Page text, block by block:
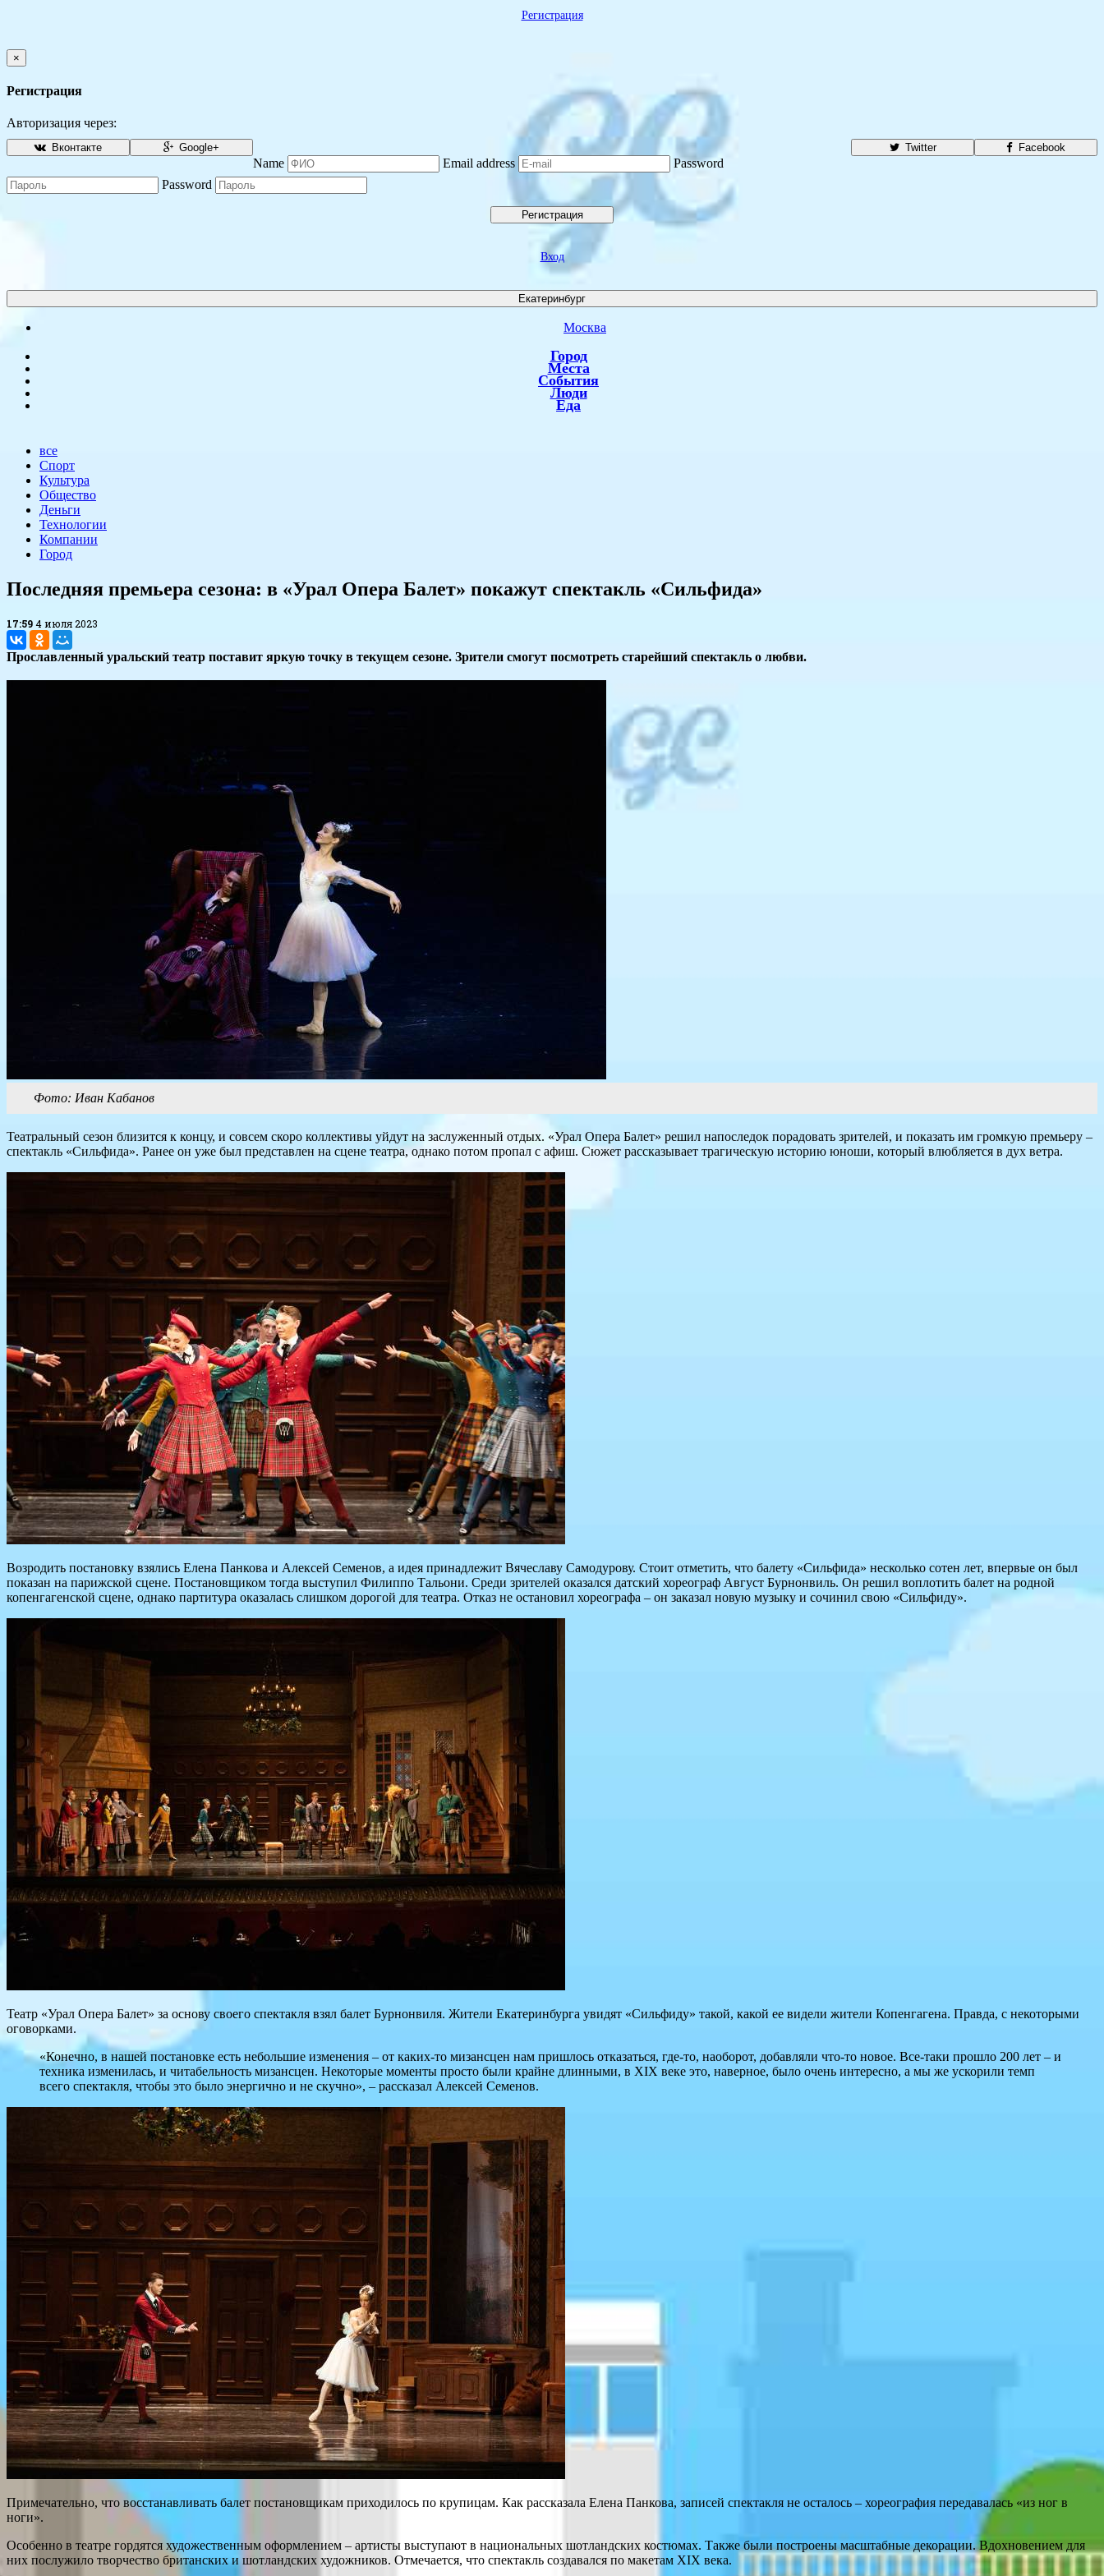
Регистрация
×
Регистрация
Авторизация через:
Facebook
Вконтакте Twitter
Google+
Name Email address
Password
Password
Регистрация
Вход
Екатеринбург
Москва
Город
Места
События
Люди
Еда
все
Спорт
Культура
Общество
Деньги
Технологии
Компании
Город
Последняя премьера сезона: в «Урал Опера Балет» покажут спектакль «Сильфида»
17:594 июля 2023
Прославленный уральский театр поставит яркую точку в текущем сезоне. Зрители смогут посмотреть старейший спектакль о любви.
Фото: Иван Кабанов
Театральный сезон близится к концу, и совсем скоро коллективы уйдут на заслуженный отдых. «Урал Опера Балет» решил напоследок порадовать зрителей, и показать им громкую премьеру –
спектакль «Сильфида». Ранее он уже был представлен на сцене театра, однако потом пропал с афиш. Сюжет рассказывает трагическую историю юноши, который влюбляется в дух ветра.
Возродить постановку взялись Елена Панкова и Алексей Семенов, а идея принадлежит Вячеславу Самодурову. Стоит отметить, что балету «Сильфида» несколько сотен лет, впервые он был
показан на парижской сцене. Постановщиком тогда выступил Филиппо Тальони. Среди зрителей оказался датский хореограф Август Бурнонвиль. Он решил воплотить балет на родной
копенгагенской сцене, однако партитура оказалась слишком дорогой для театра. Отказ не остановил хореографа – он заказал новую музыку и сочинил свою «Сильфиду».
Театр «Урал Опера Балет» за основу своего спектакля взял балет Бурнонвиля. Жители Екатеринбурга увидят «Сильфиду» такой, какой ее видели жители Копенгагена. Правда, с некоторыми
оговорками.
«Конечно, в нашей постановке есть небольшие изменения – от каких-то мизансцен нам пришлось отказаться, где-то, наоборот, добавляли что-то новое. Все-таки прошло 200 лет – и
техника изменилась, и читабельность мизансцен. Некоторые моменты просто были крайне длинными, в XIX веке это, наверное, было очень интересно, а мы же ускорили темп
всего спектакля, чтобы это было энергично и не скучно», – рассказал Алексей Семенов.
Примечательно, что восстанавливать балет постановщикам приходилось по крупицам. Как рассказала Елена Панкова, записей спектакля не осталось – хореография передавалась «из ног в
ноги».
Особенно в театре гордятся художественным оформлением – артисты выступают в национальных шотландских костюмах. Также были построены масштабные декорации. Вдохновением для
них послужило творчество британских и шотландских художников. Отмечается, что спектакль создавался по макетам XIX века.